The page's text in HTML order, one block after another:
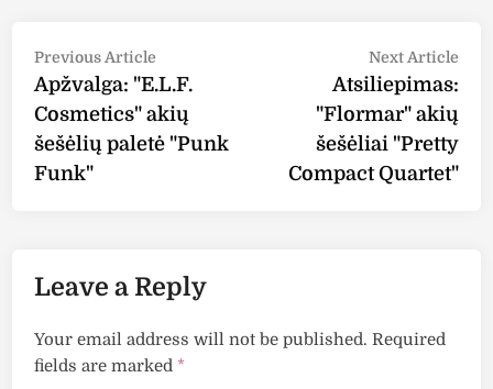
Post
navigation
Previous Article
article:
Apžvalga: "E.L.F.
Cosmetics" akių
šešėlių paletė "Punk
Funk"
Next Article
Atsiliepimas:
"Flormar" akių
šešėliai "Pretty
Compact Quartet"
Leave a Reply
Your email address will not be published. Required
fields are marked *